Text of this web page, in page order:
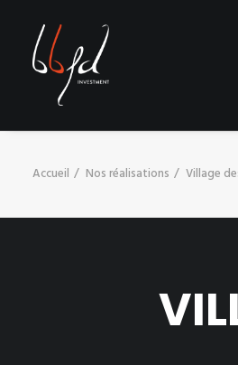
Accueil Nos réalisations Village